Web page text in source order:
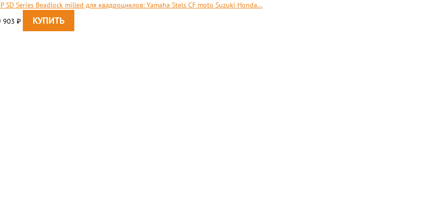
SD Series Beadlock milled для квадроциклов: Yamaha Stels CF moto Suzuki Honda...
903 ₽